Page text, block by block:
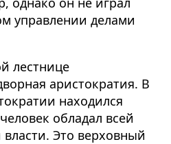
управлении делами
лестнице
аристократия. В
находился
обладал всей
Это верховный